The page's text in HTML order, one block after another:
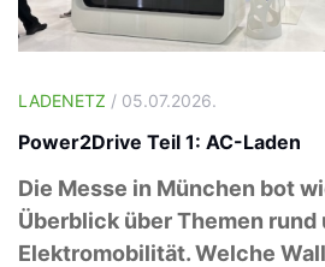
LADENETZ / 05.07.2026.
Power2Drive Teil 1: AC-Laden
Die Messe in München bot
Überblick über Themen rund
Elektromobilität. Welche